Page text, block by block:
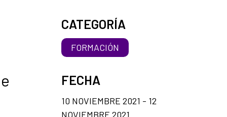
CATEGORÍA
FORMACIÓN
FECHA
10 NOVIEMBRE 2021 - 12
NOVIEMBRE 2021